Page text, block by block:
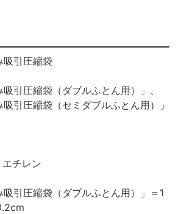
吸引圧縮袋
吸引圧縮袋（ダブルふとん用）」、
吸引圧縮袋（セミダブルふとん用）」
チレン
吸引圧縮袋（ダブルふとん用）」＝1